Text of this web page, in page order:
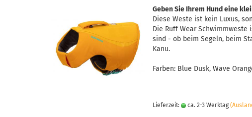
Geben Sie Ihrem Hund eine
Diese Weste ist kein Luxus,
Die Ruff Wear
sind - ob beim Segeln, beim
Kanu.
Farben: Blue Dusk, Wave
Lieferzeit: ca. 2-3 Werktag